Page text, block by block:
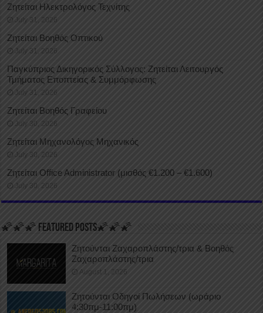
Ζητείται Ηλεκτρολόγος Τεχνίτης
July 31, 2026
Ζητείται Βοηθός Οπτικού
July 31, 2026
Παγκύπριος Δικηγορικός Σύλλογος: Ζητείται Λειτουργός
Τμήματος Εποπτείας & Συμμόρφωσης
July 31, 2026
Ζητείται Βοηθός Γραφείου
July 30, 2026
Ζητείται Μηχανολόγος Μηχανικός
July 30, 2026
Ζητείται Office Administrator (μισθός €1.200 – €1.600)
July 30, 2026
🌠🌠🌠 FEATURED POSTS🌠🌠🌠
Ζητούνται Ζαχαροπλάστης/τρια & Βοηθός
Ζαχαροπλάστης/τρια
August 1, 2026
Ζητούνται Οδηγοί Πωλήσεων (ωράριο
4:30πμ-11:00πμ)